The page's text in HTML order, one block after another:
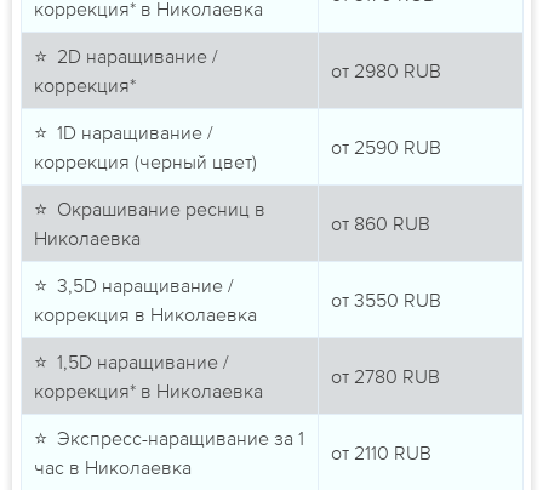
коррекция* в Николаевка
⭐ 2D наращивание /
коррекция*
от 2980 RUB
⭐ 1D наращивание /
коррекция (черный цвет)
от 2590 RUB
⭐ Окрашивание ресниц в
Николаевка
от 860 RUB
⭐ 3,5D наращивание /
коррекция в Николаевка
от 3550 RUB
⭐ 1,5D наращивание /
коррекция* в Николаевка
от 2780 RUB
⭐ Экспресс-наращивание за 1
час в Николаевка
от 2110 RUB